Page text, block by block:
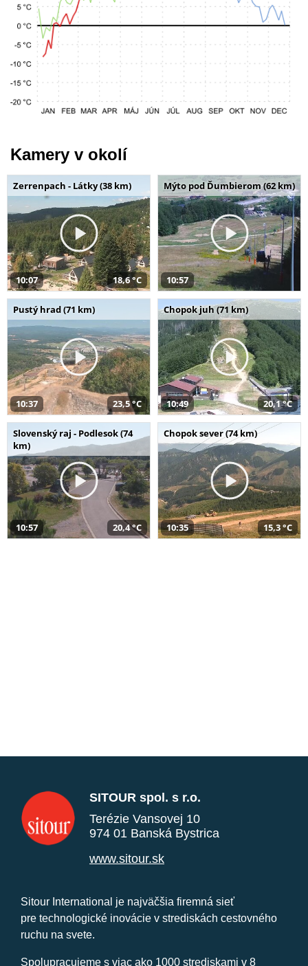
Kamery v okolí
Zerrenpach - Látky (38 km)
10:07 18,6 °C
Mýto pod Ďumbierom (62 km)
10:57
Pustý hrad (71 km)
10:37 23,5 °C
Chopok juh (71 km)
10:49 20,1 °C
Slovenský raj - Podlesok (74
km)
10:57 20,4 °C
Chopok sever (74 km)
10:35 15,3 °C
SITOUR spol. s r.o.
Terézie Vansovej 10
974 01 Banská Bystrica
www.sitour.sk
Sitour International je najväčšia firemná sieť
pre technologické inovácie v strediskách cestovného
ruchu na svete.
Spolupracujeme s viac ako 1000 strediskami v 8